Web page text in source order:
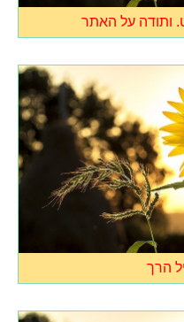
ותודה על האתר
הרך